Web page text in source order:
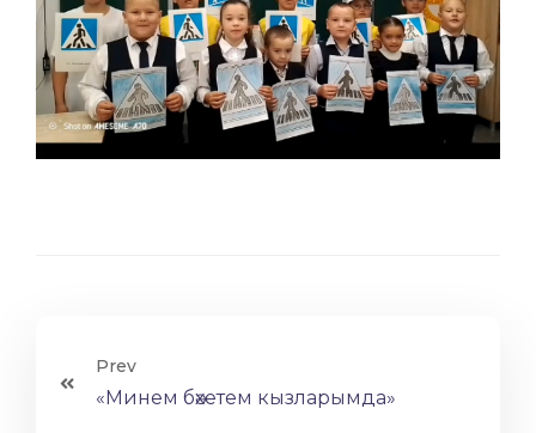
Prev
«Минем бәхетем кызларымда»